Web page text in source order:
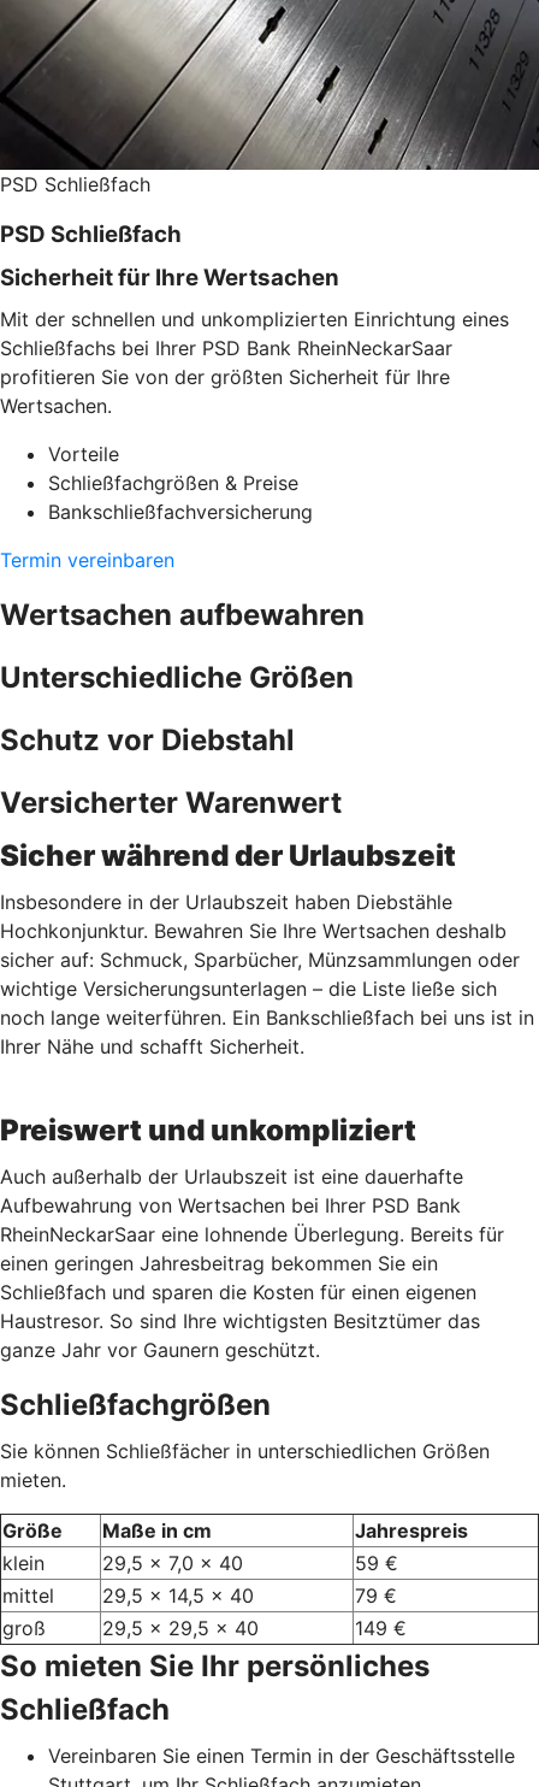
PSD Schließfach
PSD Schließfach
Sicherheit für Ihre Wertsachen
Mit der schnellen und unkomplizierten Einrichtung eines
Schließfachs bei Ihrer PSD Bank RheinNeckarSaar
profitieren Sie von der größten Sicherheit für Ihre
Wertsachen.
Vorteile
Schließfachgrößen & Preise
Bankschließfachversicherung
Termin vereinbaren
Wertsachen aufbewahren
Unterschiedliche Größen
Schutz vor Diebstahl
Versicherter Warenwert
Sicher während der Urlaubszeit
Insbesondere in der Urlaubszeit haben Diebstähle
Hochkonjunktur. Bewahren Sie Ihre Wertsachen deshalb
sicher auf: Schmuck, Sparbücher, Münzsammlungen oder
wichtige Versicherungsunterlagen – die Liste ließe sich
noch lange weiterführen. Ein Bankschließfach bei uns ist in
Ihrer Nähe und schafft Sicherheit.
Preiswert und unkompliziert
Auch außerhalb der Urlaubszeit ist eine dauerhafte
Aufbewahrung von Wertsachen bei Ihrer PSD Bank
RheinNeckarSaar eine lohnende Überlegung. Bereits für
einen geringen Jahresbeitrag bekommen Sie ein
Schließfach und sparen die Kosten für einen eigenen
Haustresor. So sind Ihre wichtigsten Besitztümer das
ganze Jahr vor Gaunern geschützt.
Schließfachgrößen
Sie können Schließfächer in unterschiedlichen Größen
mieten.
Größe Maße in cm
Jahrespreis
klein
29,5 x 7,0 x 40
59 €
mittel
29,5 x 14,5 x 40
79 €
groß
29,5 x 29,5 x 40 149 €
So mieten Sie Ihr persönliches
Schließfach
Vereinbaren Sie einen Termin in der Geschäftsstelle